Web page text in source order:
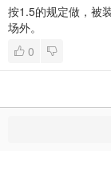
按1.5的规定做，被
场外。
0